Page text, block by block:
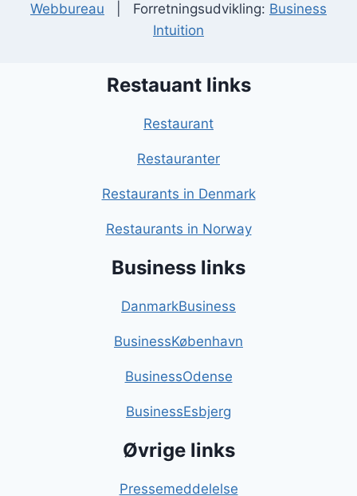
Webbureau | Forretningsudvikling: Business
Intuition
Restauant links
Restaurant
Restauranter
Restaurants in Denmark
Restaurants in Norway
Business links
DanmarkBusiness
BusinessKøbenhavn
BusinessOdense
BusinessEsbjerg
Øvrige links
Pressemeddelelse